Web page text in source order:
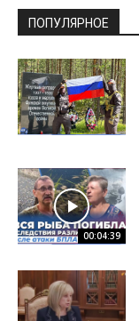
ПОПУЛЯРНОЕ
00:04:39